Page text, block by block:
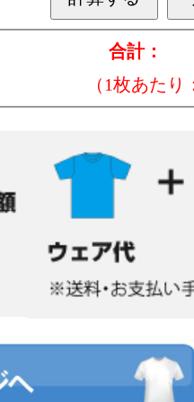
合計：
（1枚あたり